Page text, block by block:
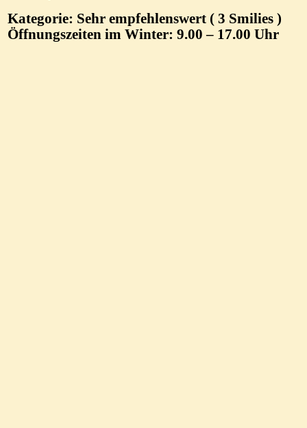
Kategorie: Sehr empfehlenswert ( 3 Smilies )
Öffnungszeiten im Winter: 9.00 – 17.00 Uhr